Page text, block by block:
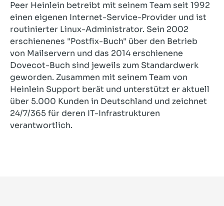
Peer Heinlein betreibt mit seinem Team seit 1992
einen eigenen Internet-Service-Provider und ist
routinierter Linux-Administrator. Sein 2002
erschienenes "Postfix-Buch" über den Betrieb
von Mailservern und das 2014 erschienene
Dovecot-Buch sind jeweils zum Standardwerk
geworden. Zusammen mit seinem Team von
Heinlein Support berät und unterstützt er aktuell
über 5.000 Kunden in Deutschland und zeichnet
24/7/365 für deren IT-Infrastrukturen
verantwortlich.